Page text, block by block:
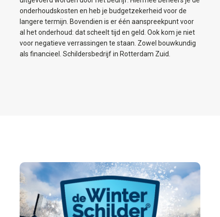
onderhoudskosten en heb je budgetzekerheid voor de
langere termijn. Bovendien is er één aanspreekpunt voor
al het onderhoud: dat scheelt tijd en geld. Ook kom je niet
voor negatieve verrassingen te staan. Zowel bouwkundig
als financieel. Schildersbedrijf in Rotterdam Zuid.